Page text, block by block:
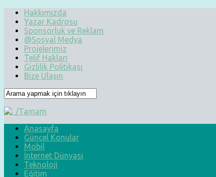
Hakkımızda
Yazar Kadrosu
Sponsorluk ve Reklam
@Sosyal Medya
Projelerimiz
Telif Hakları
Gizlilik Politikası
Bize Ulaşın
Anasayfa
Güncel Konular
Mobil
İnternet Dünyası
Teknoloji
Eğitim